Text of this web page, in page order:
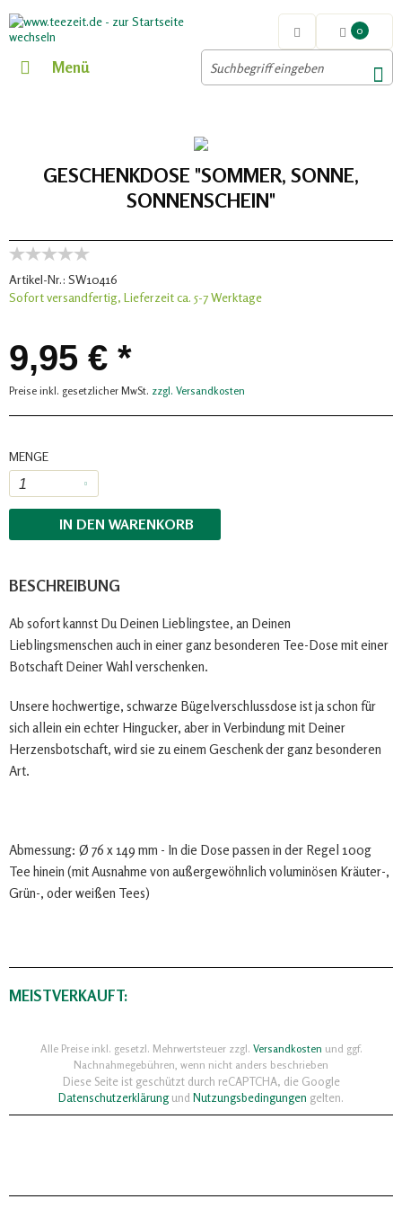
0
Menü
GESCHENKDOSE "SOMMER, SONNE,
SONNENSCHEIN"
Artikel-Nr.: SW10416
Sofort versandfertig, Lieferzeit ca. 5-7 Werktage
9,95 € *
Preise inkl. gesetzlicher MwSt. zzgl. Versandkosten
MENGE
IN DEN WARENKORB
BESCHREIBUNG
Ab sofort kannst Du Deinen Lieblingstee, an Deinen
Lieblingsmenschen auch in einer ganz besonderen Tee-Dose mit einer
Botschaft Deiner Wahl verschenken.
Unsere hochwertige, schwarze Bügelverschlussdose ist ja schon für
sich allein ein echter Hingucker, aber in Verbindung mit Deiner
Herzensbotschaft, wird sie zu einem Geschenk der ganz besonderen
Art.
Abmessung: Ø 76 x 149 mm - In die Dose passen in der Regel 100g
Tee hinein (mit Ausnahme von außergewöhnlich voluminösen Kräuter-,
Grün-, oder weißen Tees)
MEISTVERKAUFT:
Alle Preise inkl. gesetzl. Mehrwertsteuer zzgl. Versandkosten und ggf.
Nachnahmegebühren, wenn nicht anders beschrieben
Diese Seite ist geschützt durch reCAPTCHA, die Google
Datenschutzerklärungund Nutzungsbedingungen gelten.